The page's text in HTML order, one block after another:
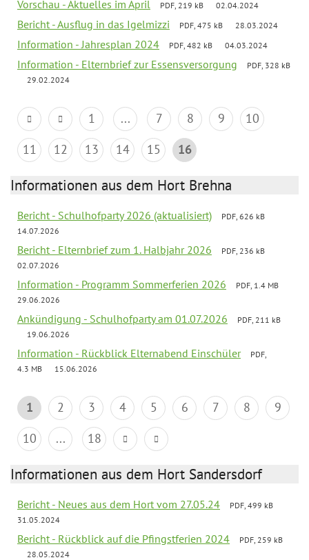
Vorschau - Aktuelles im April PDF, 219 kB 02.04.2024
Bericht - Ausflug in das Igelmizzi PDF, 475 kB 28.03.2024
Information - Jahresplan 2024 PDF, 482 kB 04.03.2024
Information - Elternbrief zur Essensversorgung
PDF, 328 kB
29.02.2024
1 ... 7 8 9
10
11
12 13 14 15 16
Informationen aus dem Hort Brehna
Bericht - Schulhofparty 2026 (aktualisiert)
PDF, 626 kB
14.07.2026
Bericht - Elternbrief zum 1. Halbjahr 2026
PDF, 236 kB
02.07.2026
Information - Programm Sommerferien 2026
PDF, 1.4 MB
29.06.2026
Ankündigung - Schulhofparty am 01.07.2026
PDF, 211 kB
19.06.2026
Information - Rückblick Elternabend Einschüler
PDF,
4.3 MB
15.06.2026
1 2 3 4 5 6 7 8
9
10
... 18
Informationen aus dem Hort Sandersdorf
Bericht - Neues aus dem Hort vom 27.05.24
PDF, 499 kB
31.05.2024
Bericht - Rückblick auf die Pfingstferien 2024
PDF, 259 kB
28.05.2024